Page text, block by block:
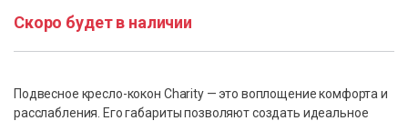
Скоро будет в наличии
Подвесное кресло-кокон Charity — это воплощение комфорта и
расслабления. Его габариты позволяют создать идеальное